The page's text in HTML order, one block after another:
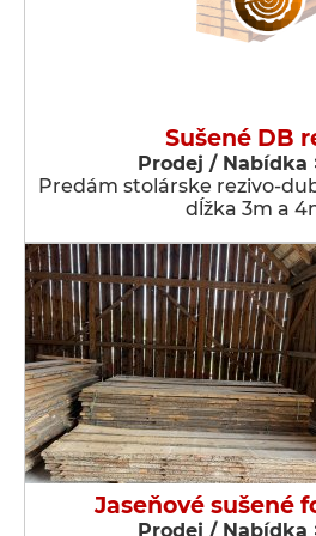
Sušené DB
Prodej / Nabídka
Predám stolárske rezivo-
dĺžka 3m a
Jaseňové sušené
Prodej / Nabídka